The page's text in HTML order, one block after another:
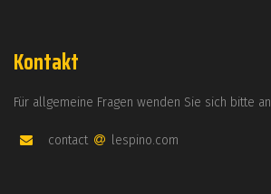
Kontakt
Für allgemeine Fragen wenden Sie sich bitte an
contact lespino.com